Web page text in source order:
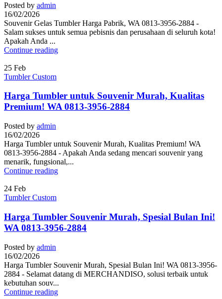
Posted by admin
16/02/2026
Souvenir Gelas Tumbler Harga Pabrik, WA 0813-3956-2884 -
Salam sukses untuk semua pebisnis dan perusahaan di seluruh kota!
Apakah Anda ...
Continue reading
25 Feb
Tumbler Custom
Harga Tumbler untuk Souvenir Murah, Kualitas
Premium! WA 0813-3956-2884
Posted by admin
16/02/2026
Harga Tumbler untuk Souvenir Murah, Kualitas Premium! WA
0813-3956-2884 - Apakah Anda sedang mencari souvenir yang
menarik, fungsional,...
Continue reading
24 Feb
Tumbler Custom
Harga Tumbler Souvenir Murah, Spesial Bulan Ini!
WA 0813-3956-2884
Posted by admin
16/02/2026
Harga Tumbler Souvenir Murah, Spesial Bulan Ini! WA 0813-3956-
2884 - Selamat datang di MERCHANDISO, solusi terbaik untuk
kebutuhan souv...
Continue reading